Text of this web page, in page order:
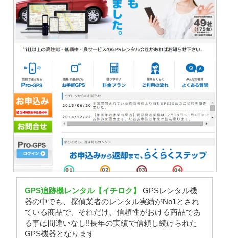
GPS追跡機レンタル【イチロク】
GPSレンタル機
器の中でも、探偵業者のレンタル実績がNo1とされ
ている商品で、それだけ、信頼性がおける商品であ
る事は間違いなし!!長年の実績で信頼し続けられた
GPS機器となります